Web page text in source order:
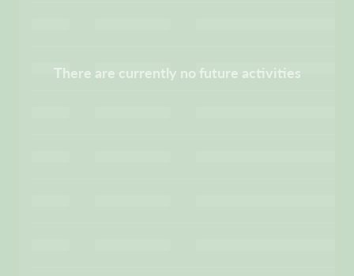
There are currently no future activities